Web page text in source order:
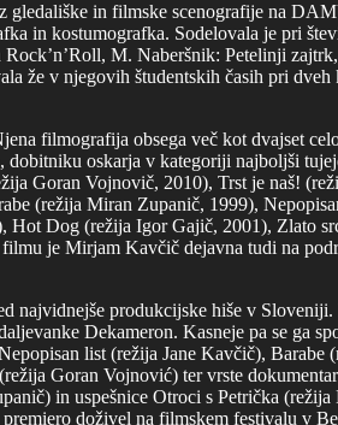
in filmske scenografije na
in kostumografka. Sodelovala je pri
M. Naberšnik: Petelinji
že v njegovih študentskih časih pri
filmografija obsega več kot dvajset
oskarja v kategoriji najboljši
Goran Vojnovič, 2010), Trst je naš!
(režija Miran Zupanič, 1999),
Dog (režija Igor Gajič, 2001), Zlato
je Mirjam Kavčič dejavna tudi na
najvidnejše produkcijske hiše v
Dekameron. Kasneje pa se ga
list (režija Jane Kavčič),
Goran Vojnović) ter vrste
in uspešnice Otroci s Petrička
doživel na filmskem festivalu v